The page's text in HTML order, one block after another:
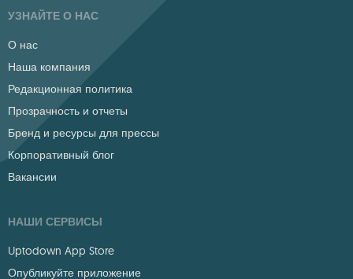
УЗНАЙТЕ О НАС
О нас
Наша компания
Редакционная политика
Прозрачность и отчеты
Бренд и ресурсы для прессы
Корпоративный блог
Вакансии
НАШИ СЕРВИСЫ
Uptodown App Store
Опубликуйте приложение